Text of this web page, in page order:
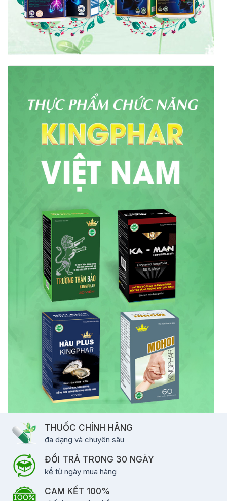
THUỐC CHÍNH HÃNG
đa dạng và chuyên sâu
ĐỔI TRẢ TRONG 30 NGÀY
kể từ ngày mua hàng
CAM KẾT 100%